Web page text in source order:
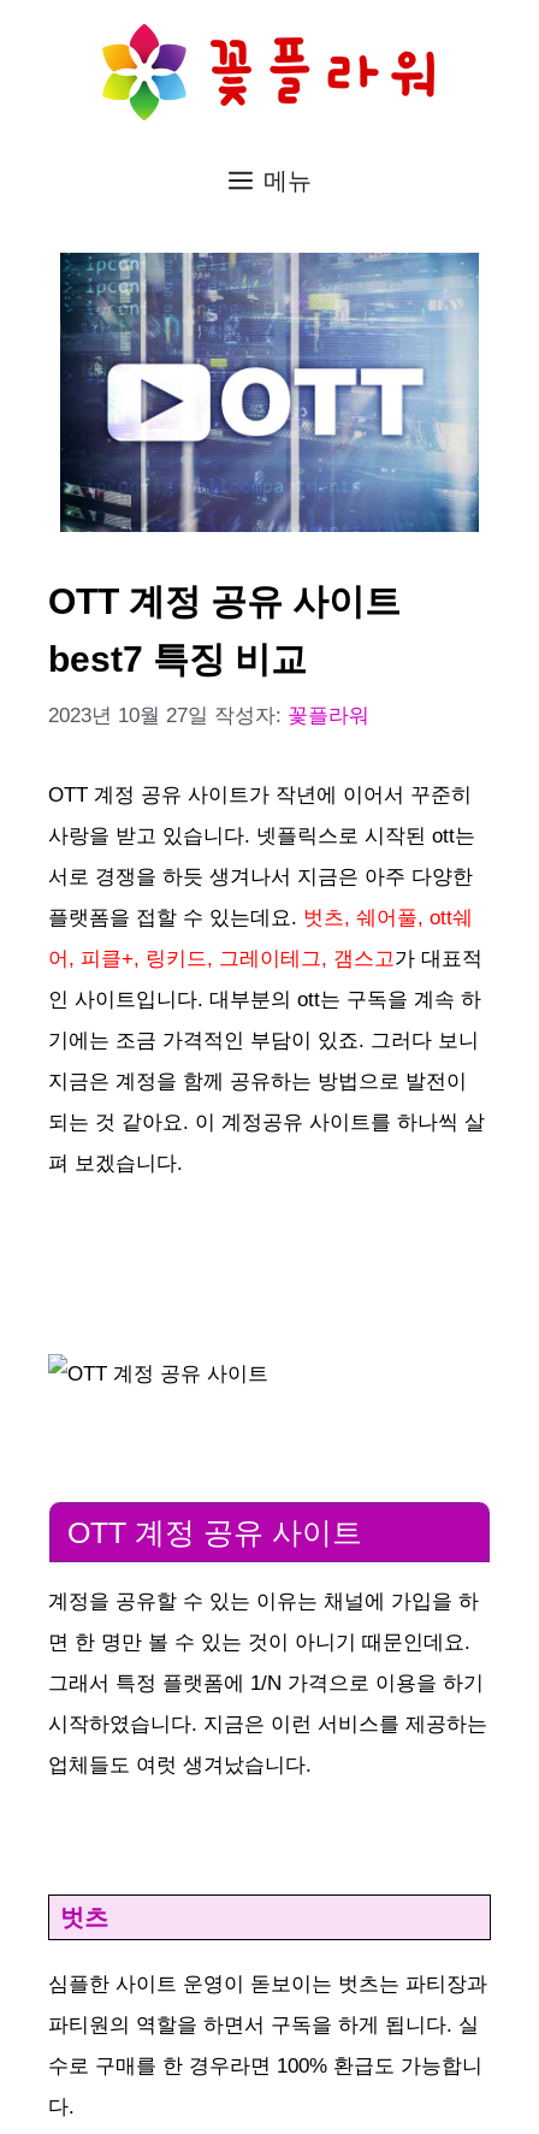
메뉴
OTT 계정 공유 사이트
best7 특징 비교
2023년 10월 27일 작성자: 꽃플라워
OTT 계정 공유 사이트가 작년에 이어서 꾸준히
사랑을 받고 있습니다. 넷플릭스로 시작된 ott는
서로 경쟁을 하듯 생겨나서 지금은 아주 다양한
플랫폼을 접할 수 있는데요. 벗츠, 쉐어풀, ott쉐
어, 피클+, 링키드, 그레이테그, 갬스고가 대표적
인 사이트입니다. 대부분의 ott는 구독을 계속 하
기에는 조금 가격적인 부담이 있죠. 그러다 보니
지금은 계정을 함께 공유하는 방법으로 발전이
되는 것 같아요. 이 계정공유 사이트를 하나씩 살
펴 보겠습니다.
OTT 계정 공유 사이트
계정을 공유할 수 있는 이유는 채널에 가입을 하
면 한 명만 볼 수 있는 것이 아니기 때문인데요.
그래서 특정 플랫폼에 1/N 가격으로 이용을 하기
시작하였습니다. 지금은 이런 서비스를 제공하는
업체들도 여럿 생겨났습니다.
벗츠
심플한 사이트 운영이 돋보이는 벗츠는 파티장과
파티원의 역할을 하면서 구독을 하게 됩니다. 실
수로 구매를 한 경우라면 100% 환급도 가능합니
다.